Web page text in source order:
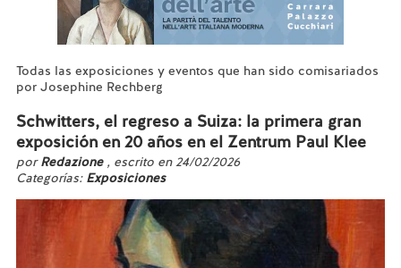
Todas las exposiciones y eventos que han sido comisariados
por Josephine Rechberg
Schwitters, el regreso a Suiza: la primera gran
exposición en 20 años en el Zentrum Paul Klee
porRedazione , escrito en 24/02/2026
Categorías: Exposiciones